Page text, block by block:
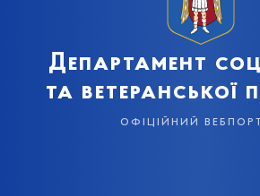
Департамент
та ветеранської
офіційний